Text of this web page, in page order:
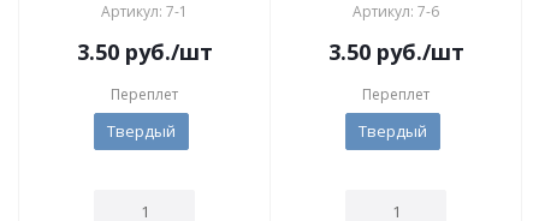
Артикул: 7-1
3.50руб./шт
Переплет
Твердый
Артикул: 7-6
3.50руб./шт
Переплет
Твердый